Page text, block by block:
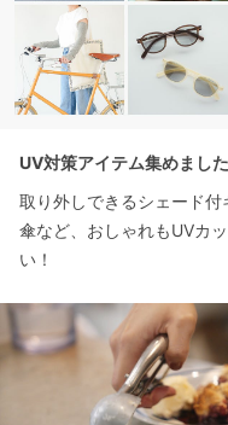
UV対策アイテム集めました
取り外しできるシェード
傘など、おしゃれもUVカ
い！